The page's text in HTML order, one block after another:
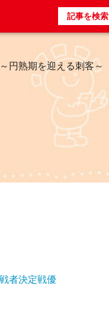
記事を検索
円熟期を迎える刺客～
者決定戦優